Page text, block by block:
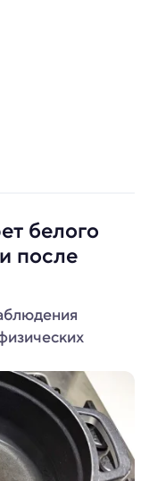
белого
после